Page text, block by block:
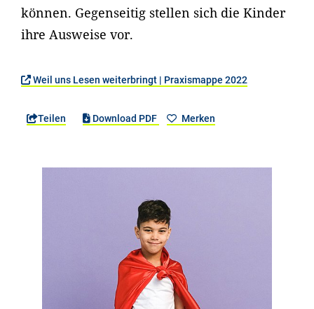
können. Gegenseitig stellen sich die Kinder
ihre Ausweise vor.
Weil uns Lesen weiterbringt | Praxismappe 2022
Teilen Download PDF Merken